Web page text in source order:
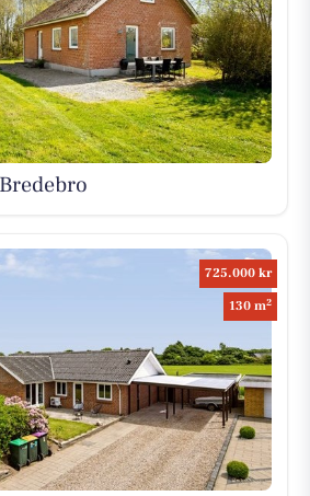
725.000 kr
130 m2